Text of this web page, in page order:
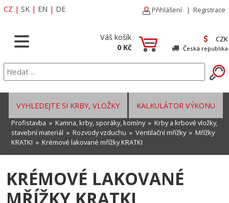
CZ | SK | EN | DE Přihlášení | Registrace
Váš košík
0 Kč
CZK
Česká republika
KALKULÁTOR VÝKONU
VYHLEDEJTE SI KRBY, VLOŽKY
Profistavba » Kamna, krby, sporáky, komíny» Krby a krbové vložky,
stavební materiál » Rozvody vzduchu » Ventilační mřížky» Mřížky
KRATKI » Krémové lakované mřížky KRATKI
KRÉMOVÉ LAKOVANÉ